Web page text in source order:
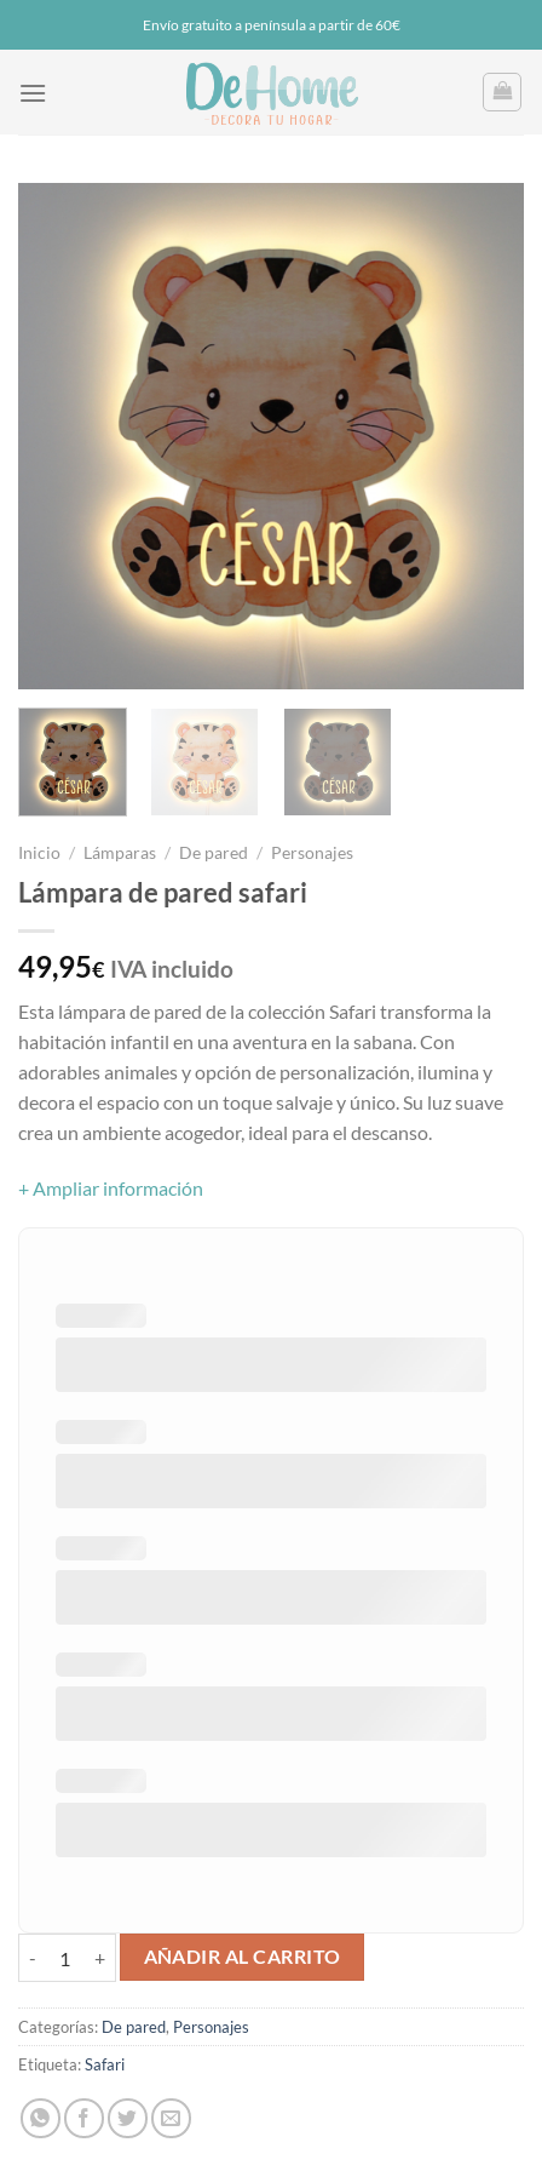
al
Envío gratuito a península a partir de 60€
Inicio / Lámparas / De pared / Personajes
Lámpara de pared safari
49,95€ IVA incluido
Esta lámpara de pared de la colección Safari transforma la
habitación infantil en una aventura en la sabana. Con
adorables animales y opción de personalización, ilumina y
decora el espacio con un toque salvaje y único. Su luz suave
crea un ambiente acogedor, ideal para el descanso.
+ Ampliar información
Lámpara de pared safari cantidad
AÑADIR AL CARRITO
Categorías: De pared, Personajes
Etiqueta:Safari